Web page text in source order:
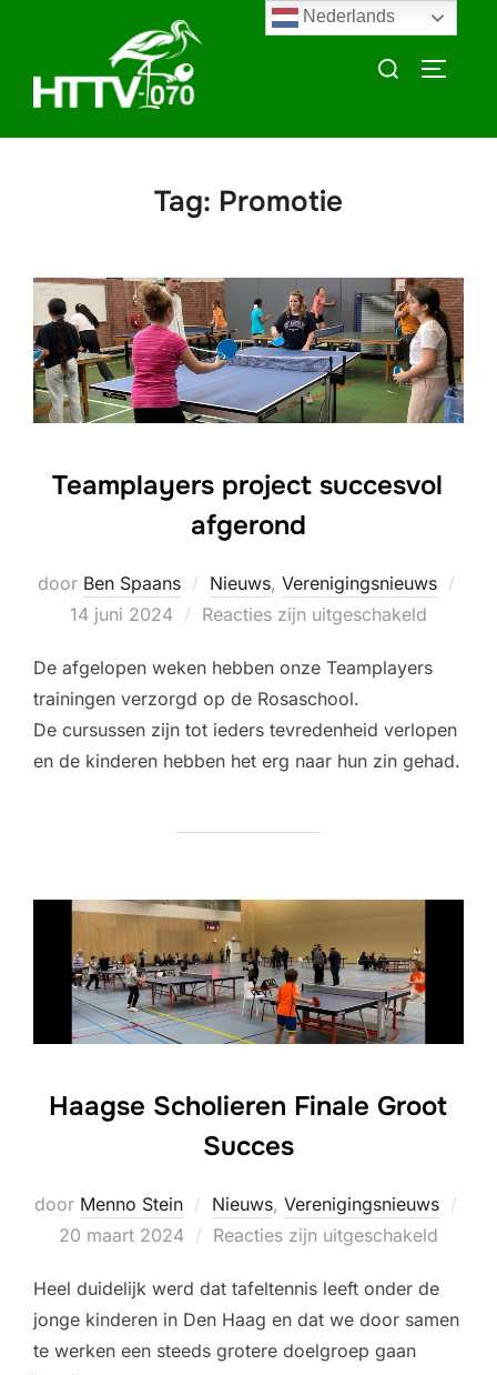
inhoud
Zoek
Tag: Promotie
Teamplayers project succesvol
afgerond
door Ben Spaans Nieuws, Verenigingsnieuws
14 juni 2024 Reacties zijn uitgeschakeld
De afgelopen weken hebben onze Teamplayers
trainingen verzorgd op de Rosaschool.
De cursussen zijn tot ieders tevredenheid verlopen
en de kinderen hebben het erg naar hun zin gehad.
Haagse Scholieren Finale Groot
Succes
door Menno Stein Nieuws, Verenigingsnieuws
Geplaatst
20 maart 2024 Reacties zijn uitgeschakeld
Heel duidelijk werd dat tafeltennis leeft onder de
jonge kinderen in Den Haag en dat we door samen
te werken een steeds grotere doelgroep gaan
Nederlands